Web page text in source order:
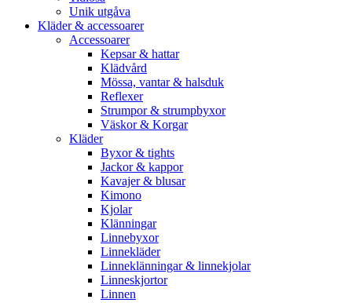
Unik utgåva
Kläder & accessoarer
Accessoarer
Kepsar & hattar
Klädvård
Mössa, vantar & halsduk
Reflexer
Strumpor & strumpbyxor
Väskor & Korgar
Kläder
Byxor & tights
Jackor & kappor
Kavajer & blusar
Kimono
Kjolar
Klänningar
Linnebyxor
Linnekläder
Linneklänningar & linnekjolar
Linneskjortor
Linnen